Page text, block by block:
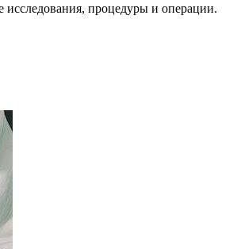
исследования, процедуры и операции.